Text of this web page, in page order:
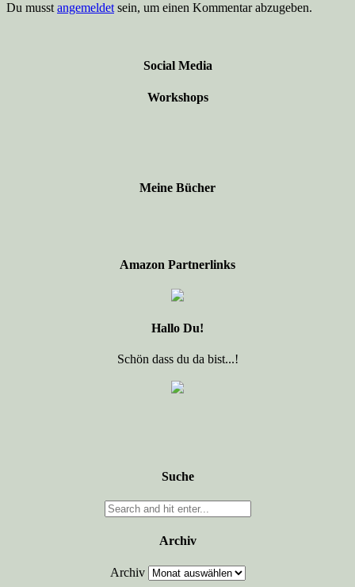
Du musst angemeldet sein, um einen Kommentar abzugeben.
Social Media
Workshops
Meine Bücher
Amazon Partnerlinks
Hallo Du!
Schön dass du da bist...!
Suche
Archiv
Archiv